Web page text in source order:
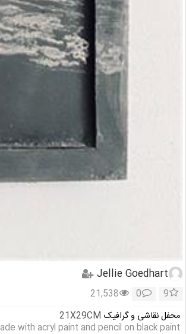
Jellie Goedhart
9
0
21,538
محفل نقاشی و گرافیک 21X29CM
with acryl paint and pencil on black paint